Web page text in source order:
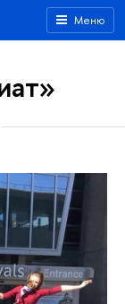
Меню